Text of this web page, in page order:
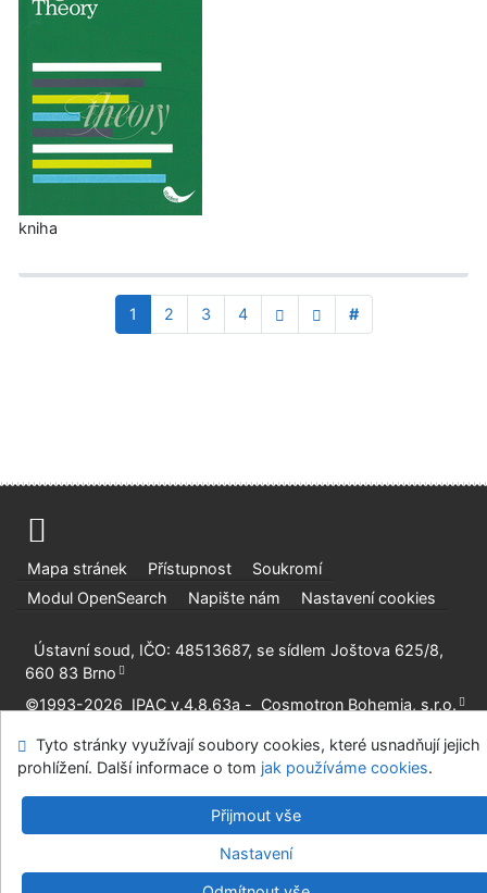
kniha
1 2 3 4 #
Mapa stránek Přístupnost
Soukromí
Modul OpenSearch
Napište nám Nastavení cookies
Ústavní soud, IČO: 48513687, se sídlem Joštova 625/8,
660 83 Brno
©1993-2026 IPAC v.4.8.63a - Cosmotron Bohemia, s.r.o.
Tyto stránky využívají soubory cookies, které usnadňují jejich
prohlížení. Další informace o tom jak používáme cookies.
Přijmout vše
Nastavení